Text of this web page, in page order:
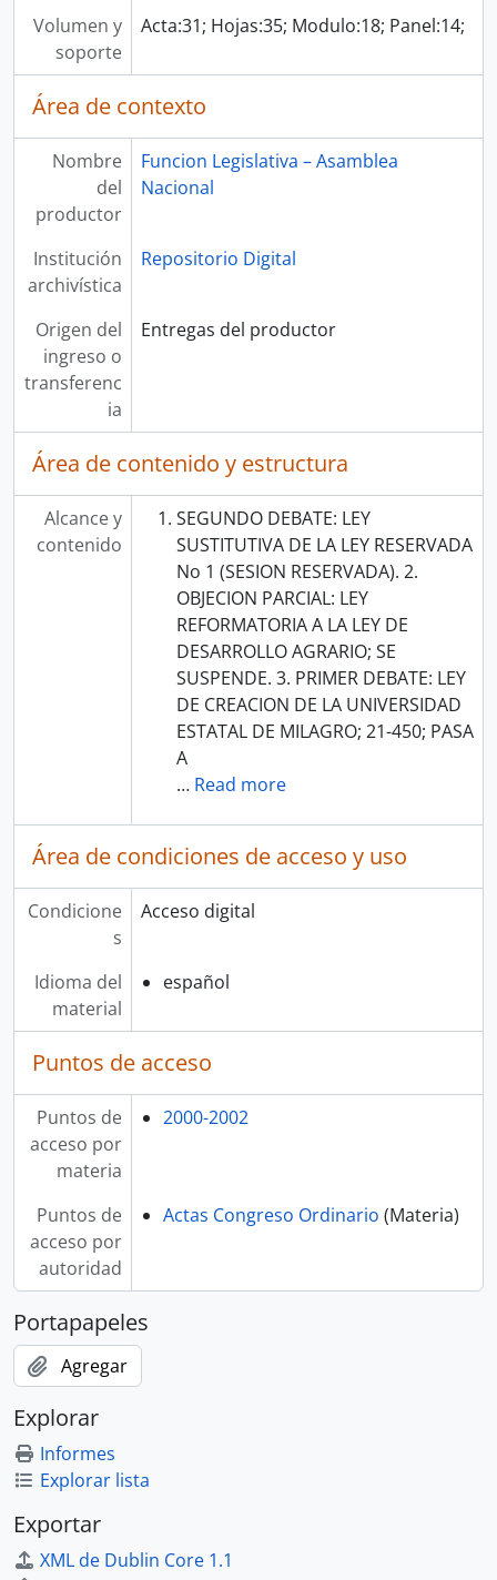
Volumen y
soporte
Acta:31; Hojas:35; Modulo:18; Panel:14;
Área de contexto
Nombre
del
productor
Funcion Legislativa – Asamblea
Nacional
Institución
archivística
Repositorio Digital
Origen del
ingreso o
transferenc
ia
Entregas del productor
Área de contenido y estructura
Alcance y
contenido
SEGUNDO DEBATE: LEY
SUSTITUTIVA DE LA LEY RESERVADA
No 1 (SESION RESERVADA). 2.
OBJECION PARCIAL: LEY
REFORMATORIA A LA LEY DE
DESARROLLO AGRARIO; SE
SUSPENDE. 3. PRIMER DEBATE: LEY
DE CREACION DE LA UNIVERSIDAD
ESTATAL DE MILAGRO; 21-450; PASA
A
… Read more
Área de condiciones de acceso y uso
Condicione
s
Acceso digital
Idioma del
material
español
Puntos de acceso
Puntos de
acceso por
materia
2000-2002
Puntos de
acceso por
autoridad
Actas Congreso Ordinario (Materia)
Portapapeles
Agregar
Explorar
Informes
Explorar lista
Exportar
XML de Dublin Core 1.1